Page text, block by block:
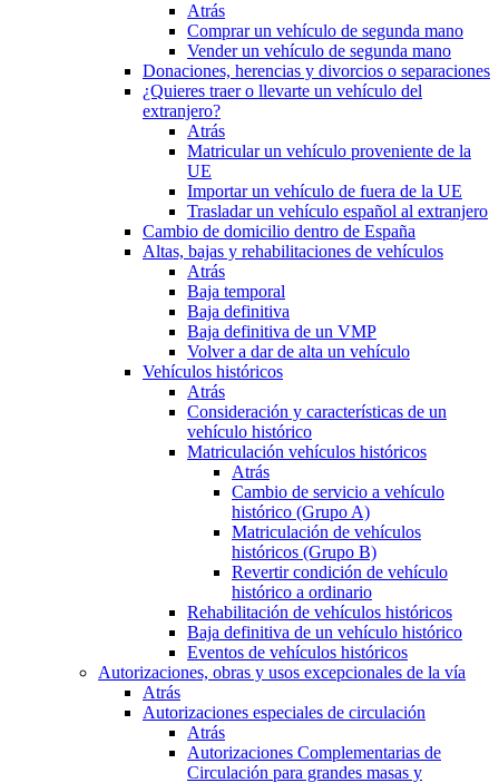
Atrás
Comprar un vehículo de segunda mano
Vender un vehículo de segunda mano
Donaciones, herencias y divorcios o separaciones
¿Quieres traer o llevarte un vehículo del
extranjero?
Atrás
Matricular un vehículo proveniente de la
UE
Importar un vehículo de fuera de la UE
Trasladar un vehículo español al extranjero
Cambio de domicilio dentro de España
Altas, bajas y rehabilitaciones de vehículos
Atrás
Baja temporal
Baja definitiva
Baja definitiva de un VMP
Volver a dar de alta un vehículo
Vehículos históricos
Atrás
Consideración y características de un
vehículo histórico
Matriculación vehículos históricos
Atrás
Cambio de servicio a vehículo
histórico (Grupo A)
Matriculación de vehículos
históricos (Grupo B)
Revertir condición de vehículo
histórico a ordinario
Rehabilitación de vehículos históricos
Baja definitiva de un vehículo histórico
Eventos de vehículos históricos
Autorizaciones, obras y usos excepcionales de la vía
Atrás
Autorizaciones especiales de circulación
Atrás
Autorizaciones Complementarias de
Circulación para grandes masas y